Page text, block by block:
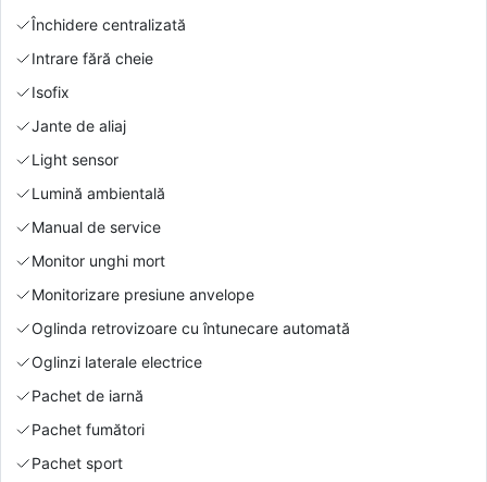
Închidere centralizată
Intrare fără cheie
Isofix
Jante de aliaj
Light sensor
Lumină ambientală
Manual de service
Monitor unghi mort
Monitorizare presiune anvelope
Oglinda retrovizoare cu întunecare automată
Oglinzi laterale electrice
Pachet de iarnă
Pachet fumători
Pachet sport